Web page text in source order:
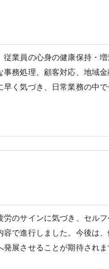
業員の心身の健康保持・
務処理、顧客対応、地域
く気づき、日常業務の中
のサインに気づき、セルフ
で進行しました。今後は
展させることが期待されま